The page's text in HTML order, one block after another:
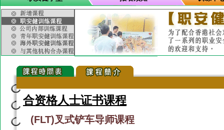
合资格人士证书课程
(FLT)叉式铲车导师课程